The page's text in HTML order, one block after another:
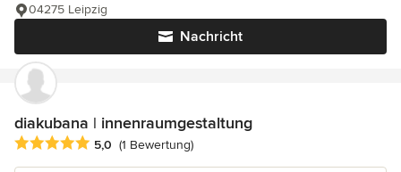
Nachricht
04275 Leipzig
diakubana | innenraumgestaltung
Durchschnittliche Bewertung: 5 von 5 Sternen
5,0 (1 Bewertung)